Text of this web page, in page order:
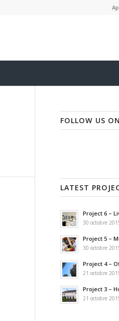
FOLLOW US
LATEST
Project 6 –
30 octobre
Project 5 –
30 octobre
Project 4 –
21 octobre
Project 3 –
21 octobre